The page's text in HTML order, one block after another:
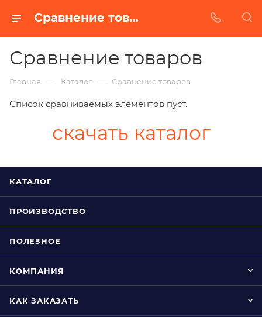
Сравнение товаров
Сравнение товаров
Главная — Каталог — Сравнение товаров
Список сравниваемых элементов пуст.
скачать каталог
КАТАЛОГ
ПРОИЗВОДСТВО
ПОЛЕЗНОЕ
КОМПАНИЯ
КАК ЗАКАЗАТЬ